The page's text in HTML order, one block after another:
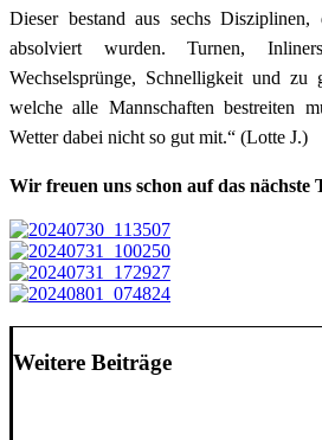
Dieser bestand aus sechs
absolviert wurden. Turnen,
Wechselsprünge, Schnelligkeit und zu
welche alle Mannschaften bestreiten
Wetter dabei nicht so gut mit.“ (Lotte J.)
Wir freuen uns schon auf das
Weitere Beiträge